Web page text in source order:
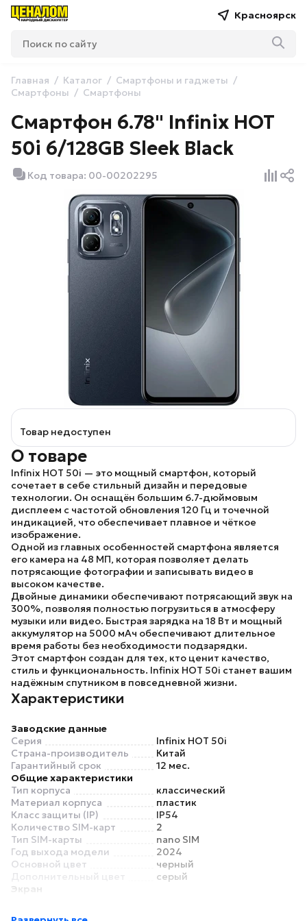
Красноярск
Главная Каталог
Смартфоны и гаджеты
Смартфоны
Смартфоны
Смартфон 6.78" Infinix HOT
50i 6/128GB Sleek Black
Код товара: 00-00202295
Товар недоступен
О товаре
Infinix HOT 50i — это мощный смартфон, который
сочетает в себе стильный дизайн и передовые
технологии. Он оснащён большим 6.7-дюймовым
дисплеем с частотой обновления 120 Гц и точечной
индикацией, что обеспечивает плавное и чёткое
изображение.
Одной из главных особенностей смартфона является
его камера на 48 МП, которая позволяет делать
потрясающие фотографии и записывать видео в
высоком качестве.
Двойные динамики обеспечивают потрясающий звук на
300%, позволяя полностью погрузиться в атмосферу
музыки или видео. Быстрая зарядка на 18 Вт и мощный
аккумулятор на 5000 мАч обеспечивают длительное
время работы без необходимости подзарядки.
Этот смартфон создан для тех, кто ценит качество,
стиль и функциональность. Infinix HOT 50i станет вашим
надёжным спутником в повседневной жизни.
Характеристики
Заводские данные
Серия
Infinix HOT 50i
Страна-производитель
Китай
Гарантийный срок
12 мес.
Общие характеристики
Тип корпуса
классический
Материал корпуса
пластик
Класс защиты (IP)
IP54
Количество SIM-карт
2
Тип SIM-карты
nano SIM
Год выхода модели
2024
Основной цвет
черный
Дополнительный цвет
серый
Экран